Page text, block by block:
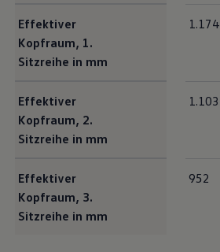
Effektiver
Kopfraum, 1.
Sitzreihe in mm
1.174
Effektiver
Kopfraum, 2.
Sitzreihe in mm
1.103
Effektiver
Kopfraum, 3.
Sitzreihe in mm
952